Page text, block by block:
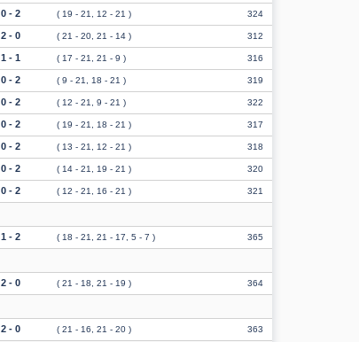
0 - 2 ( 19 - 21, 12 - 21 ) 324
2 - 0 ( 21 - 20, 21 - 14 ) 312
1 - 1 ( 17 - 21, 21 - 9 ) 316
0 - 2 ( 9 - 21, 18 - 21 ) 319
0 - 2 ( 12 - 21, 9 - 21 ) 322
0 - 2 ( 19 - 21, 18 - 21 ) 317
0 - 2 ( 13 - 21, 12 - 21 ) 318
0 - 2 ( 14 - 21, 19 - 21 ) 320
0 - 2 ( 12 - 21, 16 - 21 ) 321
1 - 2 ( 18 - 21, 21 - 17, 5 - 7 ) 365
2 - 0 ( 21 - 18, 21 - 19 ) 364
2 - 0 ( 21 - 16, 21 - 20 ) 363